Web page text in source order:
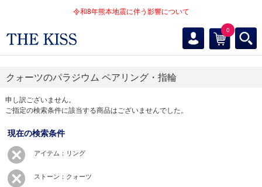
令和8年熊本地震に伴う影響について
0
クォーツのパラジウム ペアリング・指輪
申し訳ございません。
ご指定の検索条件に該当する商品はございませんでした。
現在の検索条件
アイテム：リング
ストーン：クォーツ